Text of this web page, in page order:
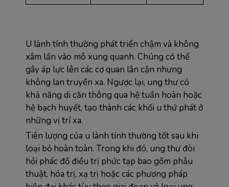
U lành tính thường phát triển chậm và không
xâm lấn vào mô xung quanh. Chúng có thể
gây áp lực lên các cơ quan lân cận nhưng
không lan truyền xa. Ngược lại, ung thư có
khả năng di căn thông qua hệ tuần hoàn hoặc
hệ bạch huyết, tạo thành các khối u thứ phát ở
những vị trí xa.
Tiên lượng của u lành tính thường tốt sau khi
loại bỏ hoàn toàn. Trong khi đó, ung thư đòi
hỏi phác đồ điều trị phức tạp bao gồm phẫu
thuật, hóa trị, xạ trị hoặc các phương pháp